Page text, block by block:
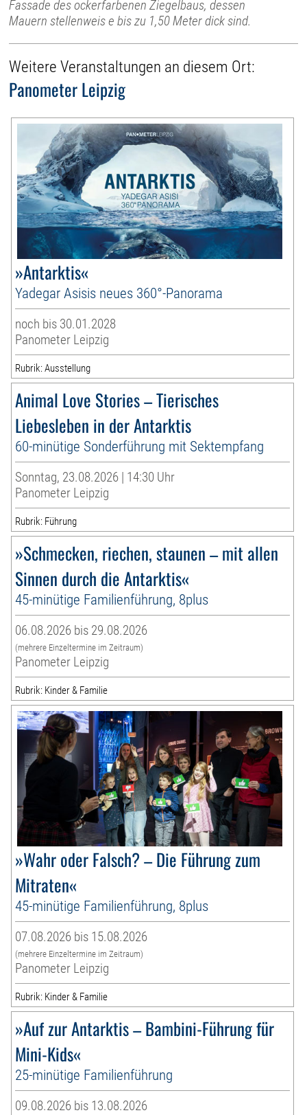
Fassade des ockerfarbenen Ziegelbaus, dessen
Mauern stellenweis e bis zu 1,50 Meter dick sind.
Weitere Veranstaltungen an diesem Ort:
Panometer Leipzig
»Antarktis«
Yadegar Asisis neues 360°-Panorama
noch bis 30.01.2028
Panometer Leipzig
Rubrik: Ausstellung
Animal Love Stories – Tierisches
Liebesleben in der Antarktis
60-minütige Sonderführung mit Sektempfang
Sonntag, 23.08.2026 | 14:30 Uhr
Panometer Leipzig
Rubrik: Führung
»Schmecken, riechen, staunen – mit allen
Sinnen durch die Antarktis«
45-minütige Familienführung, 8plus
06.08.2026 bis 29.08.2026
(mehrere Einzeltermine im Zeitraum)
Panometer Leipzig
Rubrik: Kinder & Familie
»Wahr oder Falsch? – Die Führung zum
Mitraten«
45-minütige Familienführung, 8plus
07.08.2026 bis 15.08.2026
(mehrere Einzeltermine im Zeitraum)
Panometer Leipzig
Rubrik: Kinder & Familie
»Auf zur Antarktis – Bambini-Führung für
Mini-Kids«
25-minütige Familienführung
09.08.2026 bis 13.08.2026